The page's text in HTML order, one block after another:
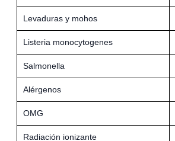
Levaduras y mohos
Listeria monocytogenes
Salmonella
Alérgenos
OMG
Radiación ionizante